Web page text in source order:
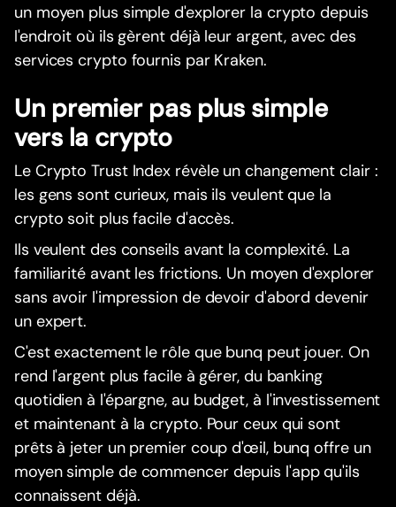
un moyen plus simple d'explorer la crypto depuis
l'endroit où ils gèrent déjà leur argent, avec des
services crypto fournis par Kraken.
Un premier pas plus simple
vers la crypto
Le Crypto Trust Index révèle un changement clair :
les gens sont curieux, mais ils veulent que la
crypto soit plus facile d'accès.
Ils veulent des conseils avant la complexité. La
familiarité avant les frictions. Un moyen d'explorer
sans avoir l'impression de devoir d'abord devenir
un expert.
C'est exactement le rôle que bunq peut jouer. On
rend l'argent plus facile à gérer, du banking
quotidien à l'épargne, au budget, à l'investissement
et maintenant à la crypto. Pour ceux qui sont
prêts à jeter un premier coup d'œil, bunq offre un
moyen simple de commencer depuis l'app qu'ils
connaissent déjà.